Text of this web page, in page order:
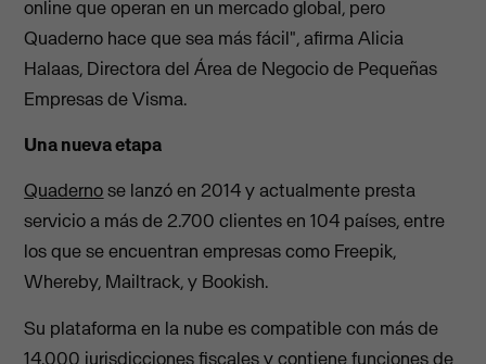
online que operan en un mercado global, pero
Quaderno hace que sea más fácil", afirma Alicia
Halaas, Directora del Área de Negocio de Pequeñas
Empresas de Visma.
Una nueva etapa
Quadernose lanzó en 2014 y actualmente presta
servicio a más de 2.700 clientes en 104 países, entre
los que se encuentran empresas como Freepik,
Whereby, Mailtrack, y Bookish.
Su plataforma en la nube es compatible con más de
14.000 jurisdicciones fiscales y contiene funciones de